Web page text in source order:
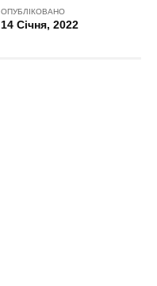
ОПУБЛІКОВАНО
14 Січня, 2022